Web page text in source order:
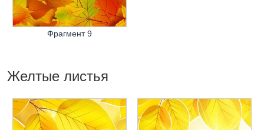
Фрагмент 9
Желтые листья